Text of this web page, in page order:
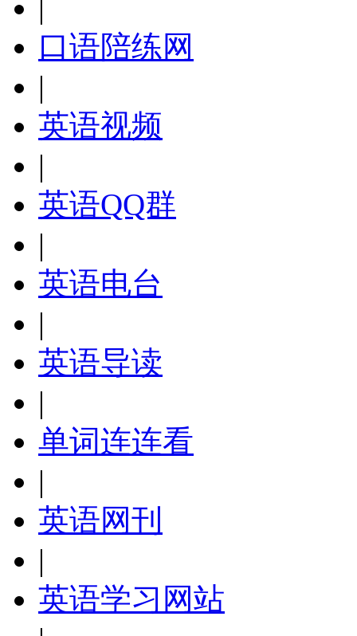
|
口语陪练网
|
英语视频
|
英语QQ群
|
英语电台
|
英语导读
|
单词连连看
|
英语网刊
|
英语学习网站